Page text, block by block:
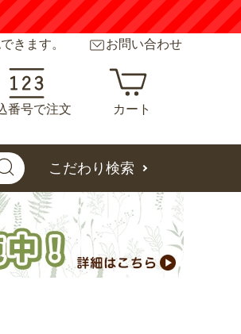
きます。 お問い合わせ
番号で注文 カート
こだわり検索